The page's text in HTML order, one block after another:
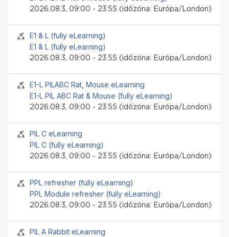
2026.08.3, 09:00 - 23:55 (időzóna: Európa/London)
Jelenléti esemény
E1 & L (fully eLearning)
E1 & L (fully eLearning)
2026.08.3, 09:00 - 23:55 (időzóna: Európa/London)
Jelenléti esemény
E1-L PILABC Rat, Mouse eLearning
E1-L PIL ABC Rat & Mouse (fully eLearning)
2026.08.3, 09:00 - 23:55 (időzóna: Európa/London)
Jelenléti esemény
PIL C eLearning
PIL C (fully eLearning)
2026.08.3, 09:00 - 23:55 (időzóna: Európa/London)
Jelenléti esemény
PPL refresher (fully eLearning)
PPL Module refresher (fully eLearning)
2026.08.3, 09:00 - 23:55 (időzóna: Európa/London)
Jelenléti esemény
PIL A Rabbit eLearning